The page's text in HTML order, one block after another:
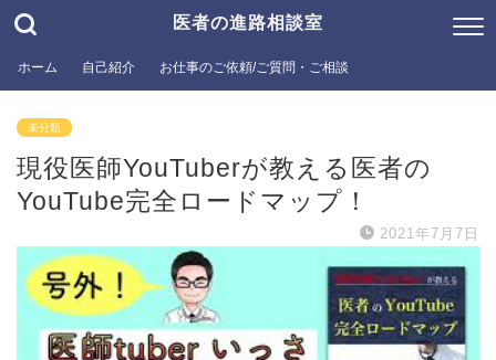
医者の進路相談室
ホーム 自己紹介 お仕事のご依頼/ご質問・ご相談
未分類
現役医師YouTuberが教える医者の
YouTube完全ロードマップ！
2021年7月7日